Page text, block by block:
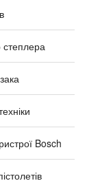
степлера
Bosch